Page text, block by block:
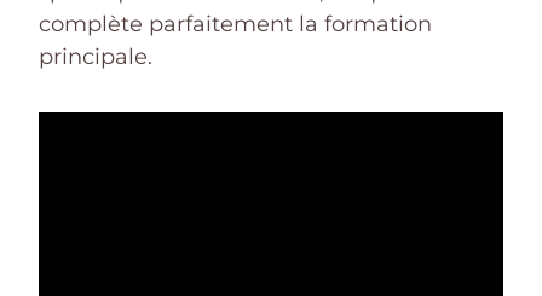
complète parfaitement la formation
principale.